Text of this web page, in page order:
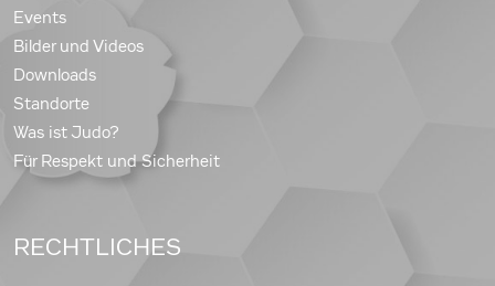
Events
Bilder und Videos
Downloads
Standorte
Was ist Judo?
Für Respekt und Sicherheit
RECHTLICHES